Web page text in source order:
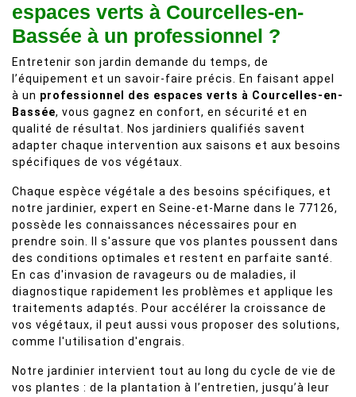
espaces verts à Courcelles-en-
Bassée à un professionnel ?
Entretenir son jardin demande du temps, de
l’équipement et un savoir-faire précis. En faisant appel
à un professionnel des espaces verts à Courcelles-en-
Bassée, vous gagnez en confort, en sécurité et en
qualité de résultat. Nos jardiniers qualifiés savent
adapter chaque intervention aux saisons et aux besoins
spécifiques de vos végétaux.
Chaque espèce végétale a des besoins spécifiques, et
notre jardinier, expert en Seine-et-Marne dans le 77126,
possède les connaissances nécessaires pour en
prendre soin. Il s'assure que vos plantes poussent dans
des conditions optimales et restent en parfaite santé.
En cas d'invasion de ravageurs ou de maladies, il
diagnostique rapidement les problèmes et applique les
traitements adaptés. Pour accélérer la croissance de
vos végétaux, il peut aussi vous proposer des solutions,
comme l'utilisation d'engrais.
Notre jardinier intervient tout au long du cycle de vie de
vos plantes : de la plantation à l’entretien, jusqu’à leur